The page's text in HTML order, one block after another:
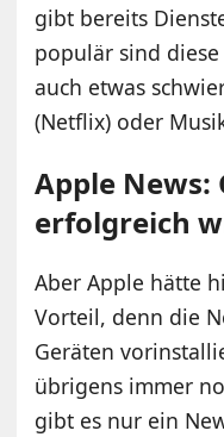
gibt bereits
populär sind
auch etwas
(Netflix) oder
Apple News:
erfolgreich
Aber Apple hätte
Vorteil, denn die
Geräten
übrigens immer
gibt es nur ein